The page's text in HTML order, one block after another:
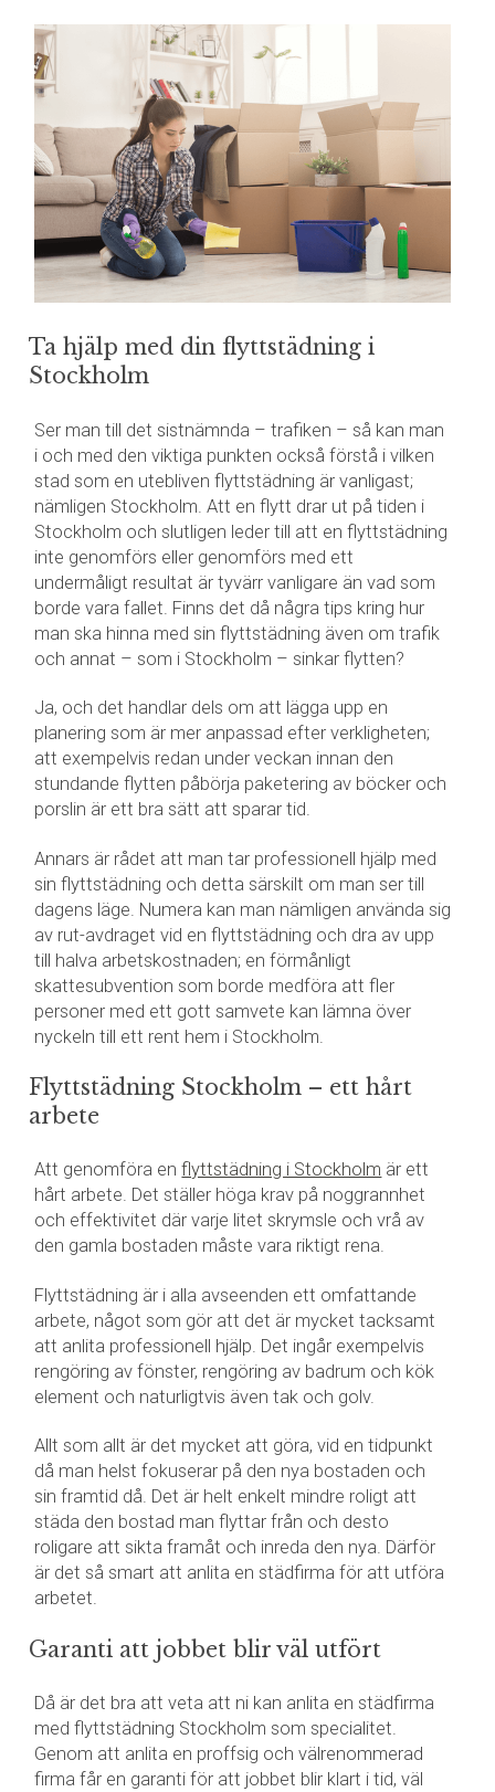
Ta hjälp med din flyttstädning i
Stockholm
Ser man till det sistnämnda – trafiken – så kan man
i och med den viktiga punkten också förstå i vilken
stad som en utebliven flyttstädning är vanligast;
nämligen Stockholm. Att en flytt drar ut på tiden i
Stockholm och slutligen leder till att en flyttstädning
inte genomförs eller genomförs med ett
undermåligt resultat är tyvärr vanligare än vad som
borde vara fallet. Finns det då några tips kring hur
man ska hinna med sin flyttstädning även om trafik
och annat – som i Stockholm – sinkar flytten?
Ja, och det handlar dels om att lägga upp en
planering som är mer anpassad efter verkligheten;
att exempelvis redan under veckan innan den
stundande flytten påbörja paketering av böcker och
porslin är ett bra sätt att sparar tid.
Annars är rådet att man tar professionell hjälp med
sin flyttstädning och detta särskilt om man ser till
dagens läge. Numera kan man nämligen använda sig
av rut-avdraget vid en flyttstädning och dra av upp
till halva arbetskostnaden; en förmånligt
skattesubvention som borde medföra att fler
personer med ett gott samvete kan lämna över
nyckeln till ett rent hem i Stockholm.
Flyttstädning Stockholm – ett hårt
arbete
Att genomföra enflyttstädning i Stockholm är ett
hårt arbete. Det ställer höga krav på noggrannhet
och effektivitet där varje litet skrymsle och vrå av
den gamla bostaden måste vara riktigt rena.
Flyttstädning är i alla avseenden ett omfattande
arbete, något som gör att det är mycket tacksamt
att anlita professionell hjälp. Det ingår exempelvis
rengöring av fönster, rengöring av badrum och kök
element och naturligtvis även tak och golv.
Allt som allt är det mycket att göra, vid en tidpunkt
då man helst fokuserar på den nya bostaden och
sin framtid då. Det är helt enkelt mindre roligt att
städa den bostad man flyttar från och desto
roligare att sikta framåt och inreda den nya. Därför
är det så smart att anlita en städfirma för att utföra
arbetet.
Garanti att jobbet blir väl utfört
Då är det bra att veta att ni kan anlita en städfirma
med flyttstädning Stockholm som specialitet.
Genom att anlita en proffsig och välrenommerad
firma får en garanti för att jobbet blir klart i tid, väl